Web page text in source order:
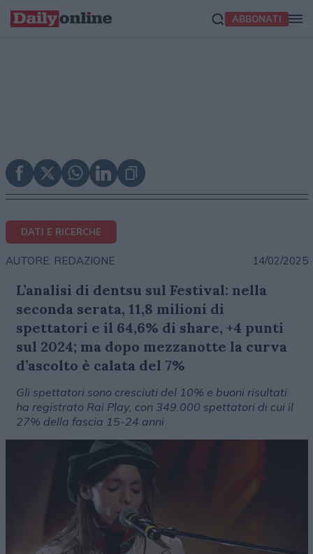
ABBONATI
DATI E RICERCHE
AUTORE: REDAZIONE 14/02/2025
L’analisi di dentsu sul Festival: nella
seconda serata, 11,8 milioni di
spettatori e il 64,6% di share, +4 punti
sul 2024; ma dopo mezzanotte la curva
d’ascolto è calata del 7%
Gli spettatori sono cresciuti del 10% e buoni risultati
ha registrato Rai Play, con 349.000 spettatori di cui il
27% della fascia 15-24 anni